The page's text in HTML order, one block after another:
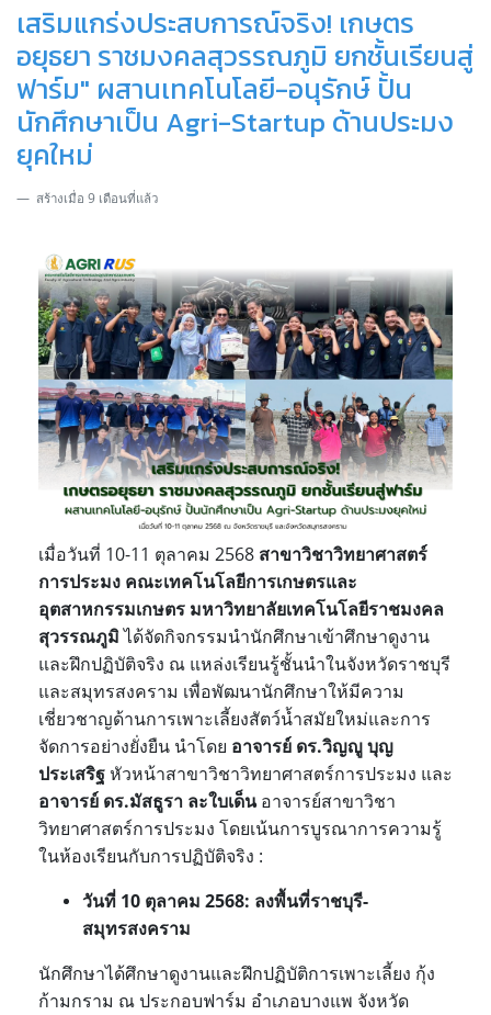
เสริมแกร่งประสบการณ์จริง! เกษตร
อยุธยา ราชมงคลสุวรรณภูมิ ยกชั้นเรียนสู่
ฟาร์ม" ผสานเทคโนโลยี-อนุรักษ์ ปั้น
นักศึกษาเป็น Agri-Startup ด้านประมง
ยุคใหม่
สร้างเมื่อ 9 เดือนที่แล้ว
เมื่อวันที่ 10-11 ตุลาคม 2568 สาขาวิชาวิทยาศาสตร์
การประมง คณะเทคโนโลยีการเกษตรและ
อุตสาหกรรมเกษตร มหาวิทยาลัยเทคโนโลยีราชมงคล
สุวรรณภูมิได้จัดกิจกรรมนำนักศึกษาเข้าศึกษาดูงาน
และฝึกปฏิบัติจริง ณ แหล่งเรียนรู้ชั้นนำในจังหวัดราชบุรี
และสมุทรสงคราม เพื่อพัฒนานักศึกษาให้มีความ
เชี่ยวชาญด้านการเพาะเลี้ยงสัตว์น้ำสมัยใหม่และการ
จัดการอย่างยั่งยืน นำโดย อาจารย์ ดร.วิญญู บุญ
ประเสริฐหัวหน้าสาขาวิชาวิทยาศาสตร์การประมง และ
อาจารย์ ดร.มัสธูรา ละใบเด็นอาจารย์สาขาวิชา
วิทยาศาสตร์การประมง โดยเน้นการบูรณาการความรู้
ในห้องเรียนกับการปฏิบัติจริง :
วันที่ 10 ตุลาคม 2568: ลงพื้นที่ราชบุรี-
สมุทรสงคราม
นักศึกษาได้ศึกษาดูงานและฝึกปฏิบัติการเพาะเลี้ยง กุ้ง
ก้ามกราม ณ ประกอบฟาร์ม อำเภอบางแพ จังหวัด